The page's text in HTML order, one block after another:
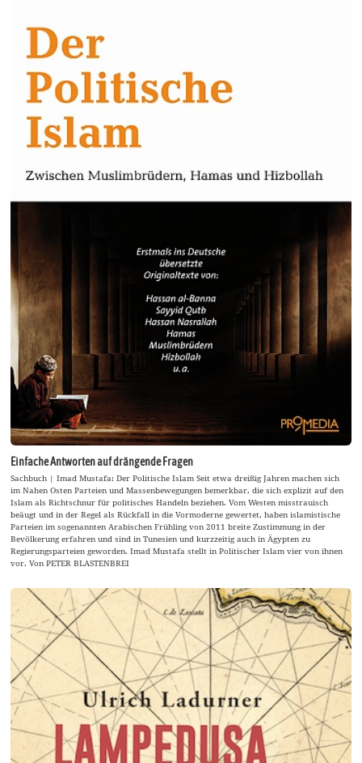
Einfache Antworten auf drängende Fragen
Sachbuch | Imad Mustafa: Der Politische Islam Seit etwa dreißig Jahren machen sich
im Nahen Osten Parteien und Massenbewegungen bemerkbar, die sich explizit auf den
Islam als Richtschnur für politisches Handeln beziehen. Vom Westen misstrauisch
beäugt und in der Regel als Rückfall in die Vormoderne gewertet, haben islamistische
Parteien im sogenannten Arabischen Frühling von 2011 breite Zustimmung in der
Bevölkerung erfahren und sind in Tunesien und kurzzeitig auch in Ägypten zu
Regierungsparteien geworden. Imad Mustafa stellt in Politischer Islam vier von ihnen
vor. Von PETER BLASTENBREI